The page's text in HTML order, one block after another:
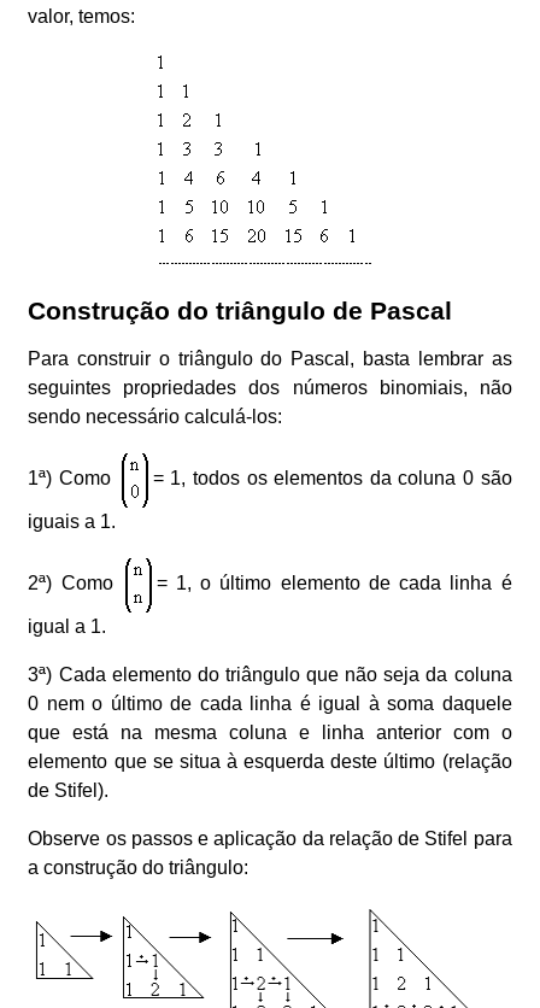
valor, temos:
Construção do triângulo de Pascal
Para construir o triângulo do Pascal, basta lembrar as
seguintes propriedades dos números binomiais, não
sendo necessário calculá-los:
1ª) Como = 1, todos os elementos da coluna 0 são
iguais a 1.
2ª) Como = 1, o último elemento de cada linha é
igual a 1.
3ª) Cada elemento do triângulo que não seja da coluna
0 nem o último de cada linha é igual à soma daquele
que está na mesma coluna e linha anterior com o
elemento que se situa à esquerda deste último (relação
de Stifel).
Observe os passos e aplicação da relação de Stifel para
a construção do triângulo: